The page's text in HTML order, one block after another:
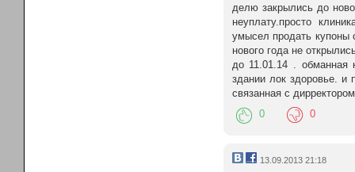
делю закрылись до
неуплату.просто
умысел продать купоны
нового года не
до 11.01.14 . обманная
здании лок здоровье. и
связанная с
0
0
13.09.2013 21:18